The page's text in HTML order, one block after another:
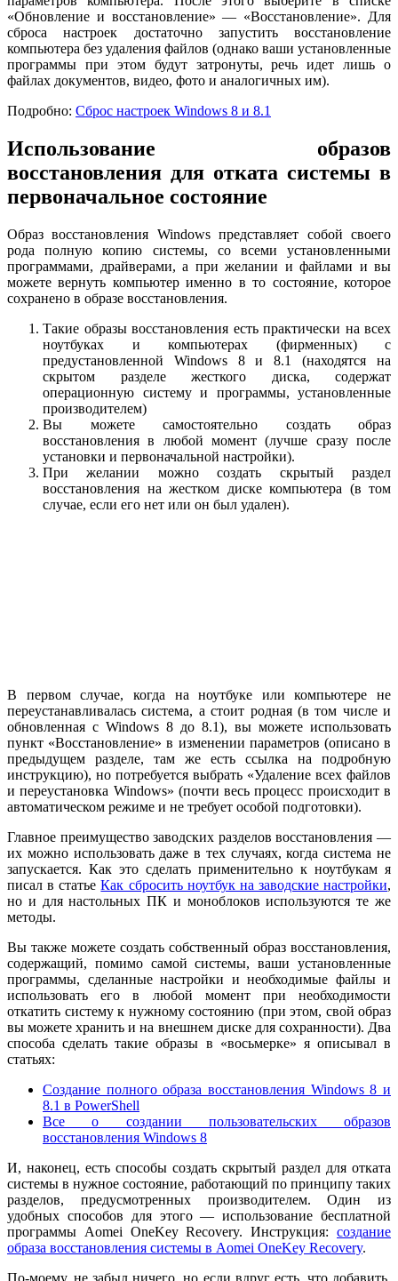
«Обновление и восстановление» — «Восстановление». Для
сброса настроек достаточно запустить восстановление
компьютера без удаления файлов (однако ваши установленные
программы при этом будут затронуты, речь идет лишь о
файлах документов, видео, фото и аналогичных им).
Подробно: Сброс настроек Windows 8 и 8.1
Использование образов
восстановления для отката системы в
первоначальное состояние
Образ восстановления Windows представляет собой своего
рода полную копию системы, со всеми установленными
программами, драйверами, а при желании и файлами и вы
можете вернуть компьютер именно в то состояние, которое
сохранено в образе восстановления.
Такие образы восстановления есть практически на всех
ноутбуках и компьютерах (фирменных) с
предустановленной Windows 8 и 8.1 (находятся на
скрытом разделе жесткого диска, содержат
операционную систему и программы, установленные
производителем)
Вы можете самостоятельно создать образ
восстановления в любой момент (лучше сразу после
установки и первоначальной настройки).
При желании можно создать скрытый раздел
восстановления на жестком диске компьютера (в том
случае, если его нет или он был удален).
В первом случае, когда на ноутбуке или компьютере не
переустанавливалась система, а стоит родная (в том числе и
обновленная с Windows 8 до 8.1), вы можете использовать
пункт «Восстановление» в изменении параметров (описано в
предыдущем разделе, там же есть ссылка на подробную
инструкцию), но потребуется выбрать «Удаление всех файлов
и переустановка Windows» (почти весь процесс происходит в
автоматическом режиме и не требует особой подготовки).
Главное преимущество заводских разделов восстановления —
их можно использовать даже в тех случаях, когда система не
запускается. Как это сделать применительно к ноутбукам я
писал в статьеКак сбросить ноутбук на заводские настройки,
но и для настольных ПК и моноблоков используются те же
методы.
Вы также можете создать собственный образ восстановления,
содержащий, помимо самой системы, ваши установленные
программы, сделанные настройки и необходимые файлы и
использовать его в любой момент при необходимости
откатить систему к нужному состоянию (при этом, свой образ
вы можете хранить и на внешнем диске для сохранности). Два
способа сделать такие образы в «восьмерке» я описывал в
статьях:
Создание полного образа восстановления Windows 8 и
8.1 в PowerShell
Все о создании пользовательских образов
восстановления Windows 8
И, наконец, есть способы создать скрытый раздел для отката
системы в нужное состояние, работающий по принципу таких
разделов, предусмотренных производителем. Один из
удобных способов для этого — использование бесплатной
программы Aomei OneKey Recovery. Инструкция: создание
образа восстановления системы в Aomei OneKey Recovery.